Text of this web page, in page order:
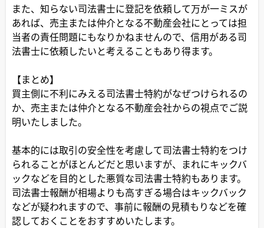
また、知らない司法書士に登記を依頼して万が一ミスが
あれば、売主または仲介となる不動産会社にとっては担
当者の責任問題にもなりかねませんので、信用がある司
法書士に依頼したいと考えることもあり得ます。
【まとめ】
買主側に不利にみえる司法書士特約がなぜつけられるの
か、売主または仲介となる不動産会社からの視点でご説
明いたしました。
基本的には取引の安全性を考慮して司法書士特約をつけ
られることがほとんどだと思いますが、まれにキックバ
ックなどを目的とした悪質な司法書士特約もあります。
司法書士報酬が相場よりも高すぎる場合はキックバック
などが疑われますので、事前に報酬の見積もりなどを確
認しておくことをおすすめいたします。